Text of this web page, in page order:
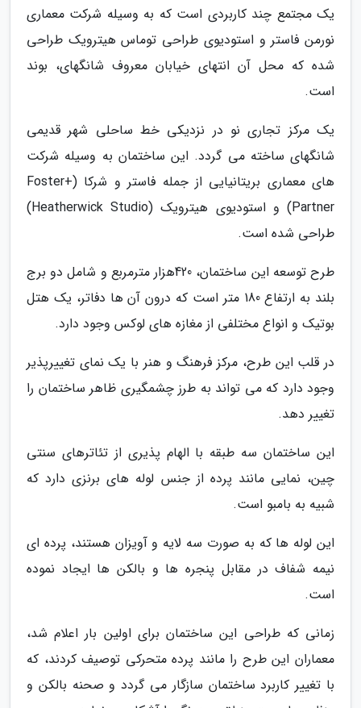
یک مجتمع چند کاربردی است که به وسیله شرکت معماری
نورمن فاستر و استودیوی طراحی توماس هیترویک طراحی
شده که محل آن انتهای خیابان معروف شانگهای، بوند
است.
یک مرکز تجاری نو در نزدیکی خط ساحلی شهر قدیمی
شانگهای ساخته می گردد. این ساختمان به وسیله شرکت
های معماری بریتانیایی از جمله فاستر و شرکا (Foster+
Partner) و استودیوی هیترویک (Heatherwick Studio)
طراحی شده است.
طرح توسعه این ساختمان، 420هزار مترمربع و شامل دو برج
بلند به ارتفاع 180 متر است که درون آن ها دفاتر، یک هتل
بوتیک و انواع مختلفی از مغازه های لوکس وجود دارد.
در قلب این طرح، مرکز فرهنگ و هنر با یک نمای تغییرپذیر
وجود دارد که می تواند به طرز چشمگیری ظاهر ساختمان را
تغییر دهد.
این ساختمان سه طبقه با الهام پذیری از تئاترهای سنتی
چین، نمایی مانند پرده از جنس لوله های برنزی دارد که
شبیه به بامبو است.
این لوله ها که به صورت سه لایه و آویزان هستند، پرده ای
نیمه شفاف در مقابل پنجره ها و بالکن ها ایجاد نموده
است.
زمانی که طراحی این ساختمان برای اولین بار اعلام شد،
معماران این طرح را مانند پرده متحرکی توصیف کردند، که
با تغییر کاربرد ساختمان سازگار می گردد و صحنه بالکن و